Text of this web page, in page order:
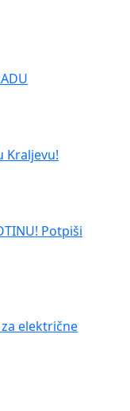
Kraljevu!
Potpiši
električne